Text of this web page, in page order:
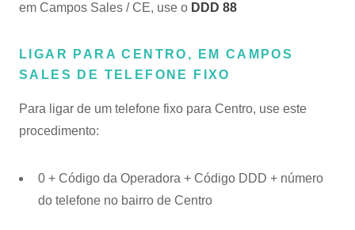
em Campos Sales / CE, use o DDD 88
LIGAR PARA CENTRO, EM CAMPOS
SALES DE TELEFONE FIXO
Para ligar de um telefone fixo para Centro, use este
procedimento:
0 + Código da Operadora + Código DDD + número
do telefone no bairro de Centro